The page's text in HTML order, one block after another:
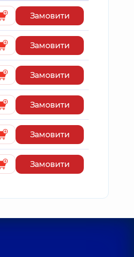
Замовити
Замовити
Замовити
Замовити
Замовити
Замовити